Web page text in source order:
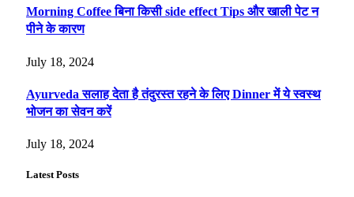
Morning Coffee बिना किसी side effect Tips और खाली पेट न
पीने के कारण
July 18, 2024
Ayurveda सलाह देता है तंदुरस्त रहने के लिए Dinner में ये स्वस्थ
भोजन का सेवन करें
July 18, 2024
Latest Posts